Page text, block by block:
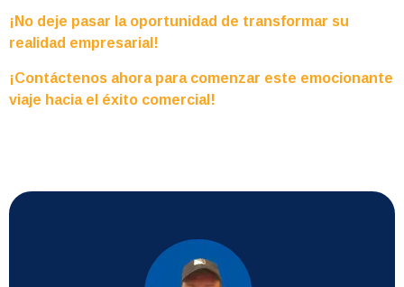
¡No deje pasar la oportunidad de transformar su
realidad empresarial!
¡Contáctenos ahora para comenzar este emocionante
viaje hacia el éxito comercial!